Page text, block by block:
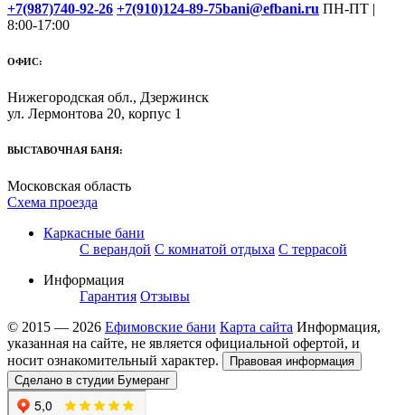
+7(987)740-92-26 +7(910)124-89-75bani@efbani.ru ПН-ПТ |
8:00-17:00
ОФИС:
Нижегородская обл., Дзержинск
ул. Лермонтова 20, корпус 1
ВЫСТАВОЧНАЯ БАНЯ:
Московская область
Схема проезда
Каркасные бани
С верандой С комнатой отдыха С террасой
Информация
Гарантия Отзывы
© 2015 — 2026 Ефимовские бани Карта сайта Информация,
указанная на сайте, не является официальной офертой, и
носит ознакомительный характер.
Правовая информация
Сделано в студии Бумеранг